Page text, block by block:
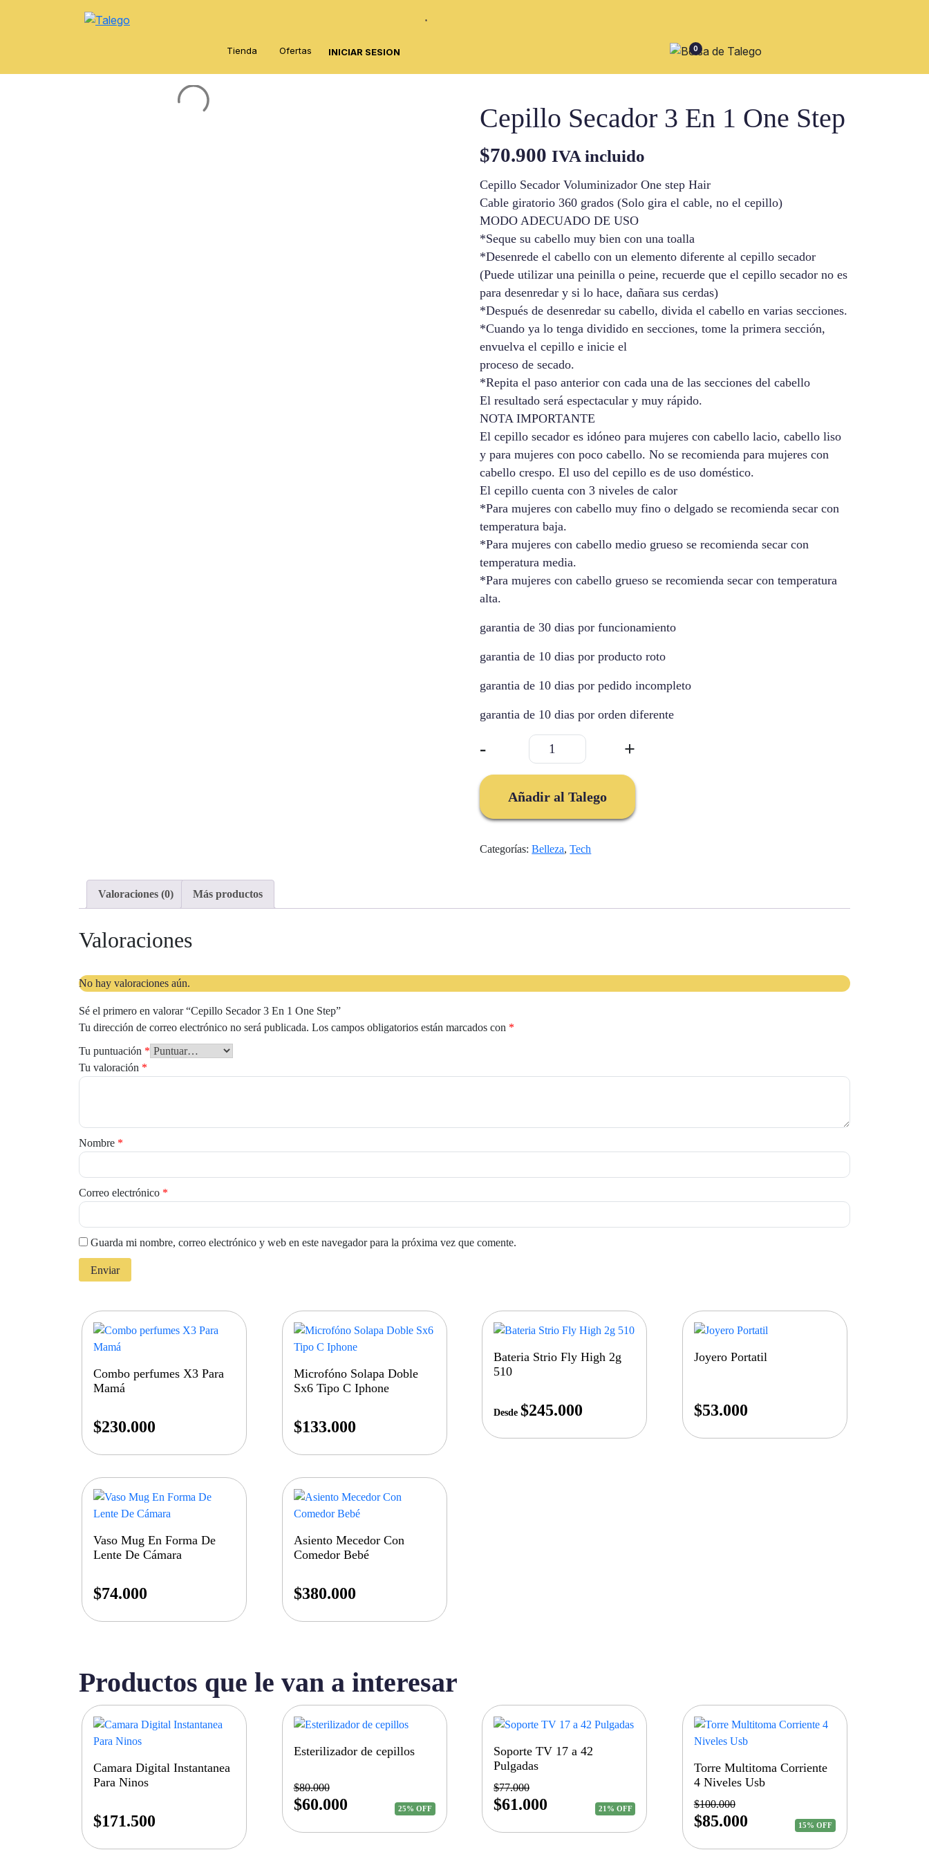
Tienda Ofertas INICIAR SESION 0
Cepillo Secador 3 En 1 One Step
$70.900 IVA incluido
Cepillo Secador Voluminizador One step Hair
Cable giratorio 360 grados (Solo gira el cable, no el cepillo)
MODO ADECUADO DE USO
*Seque su cabello muy bien con una toalla
*Desenrede el cabello con un elemento diferente al cepillo secador
(Puede utilizar una peinilla o peine, recuerde que el cepillo secador no es
para desenredar y si lo hace, dañara sus cerdas)
*Después de desenredar su cabello, divida el cabello en varias secciones.
*Cuando ya lo tenga dividido en secciones, tome la primera sección,
envuelva el cepillo e inicie el
proceso de secado.
*Repita el paso anterior con cada una de las secciones del cabello
El resultado será espectacular y muy rápido.
NOTA IMPORTANTE
El cepillo secador es idóneo para mujeres con cabello lacio, cabello liso
y para mujeres con poco cabello. No se recomienda para mujeres con
cabello crespo. El uso del cepillo es de uso doméstico.
El cepillo cuenta con 3 niveles de calor
*Para mujeres con cabello muy fino o delgado se recomienda secar con
temperatura baja.
*Para mujeres con cabello medio grueso se recomienda secar con
temperatura media.
*Para mujeres con cabello grueso se recomienda secar con temperatura
alta.
garantia de 30 dias por funcionamiento
garantia de 10 dias por producto roto
garantia de 10 dias por pedido incompleto
garantia de 10 dias por orden diferente
-
Cepillo
Secador
3
En
One
cantidad
+
Añadir al Talego
Categorías:Belleza,Tech
Valoraciones (0) Más productos
Valoraciones
No hay valoraciones aún.
Sé el primero en valorar “Cepillo Secador 3 En 1 One Step”
Tu dirección de correo electrónico no será publicada. Los campos obligatorios están marcados con *
Tu puntuación *
Tu valoración *
Nombre *
Correo electrónico *
Guarda mi nombre, correo electrónico y web en este navegador para la próxima vez que comente.
Combo perfumes X3 Para
Mamá
$230.000
Microfóno Solapa Doble
Sx6 Tipo C Iphone
$133.000
Bateria Strio Fly High 2g
510
Desde$245.000
Joyero Portatil
$53.000
Vaso Mug En Forma De
Lente De Cámara
$74.000
Asiento Mecedor Con
Comedor Bebé
$380.000
Productos que le van a interesar
Camara Digital Instantanea
Para Ninos
$171.500
Esterilizador de cepillos
$80.000
$60.000 25% OFF
Soporte TV 17 a 42
Pulgadas
$77.000
$61.000 21% OFF
Torre Multitoma Corriente
4 Niveles Usb
$100.000
$85.000 15% OFF